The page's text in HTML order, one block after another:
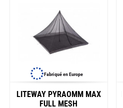
Fabriqué en Europe
LITEWAY PYRAOMM MAX
FULL MESH